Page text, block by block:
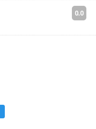
0.0